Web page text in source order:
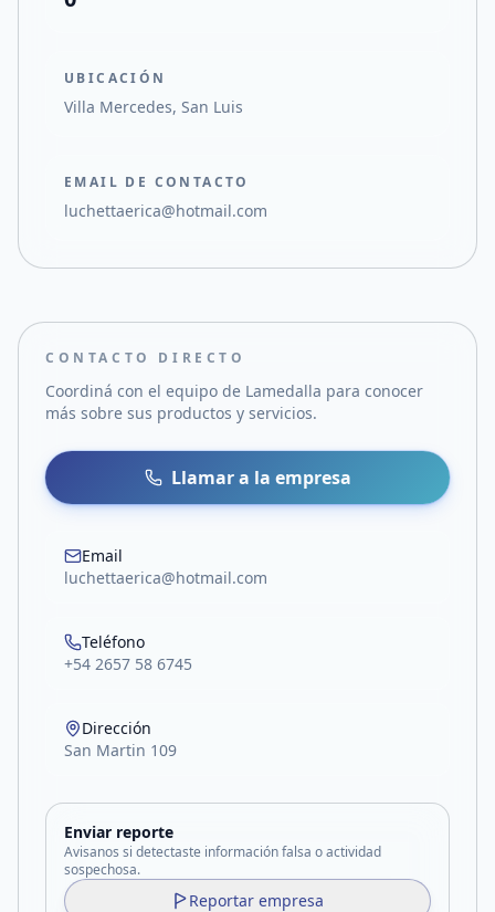
UBICACIÓN
Villa Mercedes, San Luis
EMAIL DE CONTACTO
luchettaerica@hotmail.com
CONTACTO DIRECTO
Coordiná con el equipo de Lamedalla para conocer
más sobre sus productos y servicios.
Llamar a la empresa
Email
luchettaerica@hotmail.com
Teléfono
+54 2657 58 6745
Dirección
San Martin 109
Enviar reporte
Avisanos si detectaste información falsa o actividad
sospechosa.
Reportar empresa